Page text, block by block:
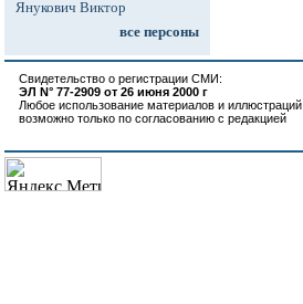
Янукович Виктор
все персоны
Свидетельство о регистрации СМИ:
ЭЛ N° 77-2909 от 26 июня 2000 г
Любое использование материалов и иллюстраций
возможно только по согласованию с редакцией